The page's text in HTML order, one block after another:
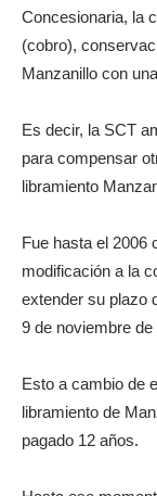
Concesionaria, la
(cobro),
Manzanillo con
Es decir, la SCT
para compensar
libramiento
Fue hasta el 2006
modificación a la
extender su plazo
9 de noviembre
Esto a cambio de
libramiento de
pagado 12 años.